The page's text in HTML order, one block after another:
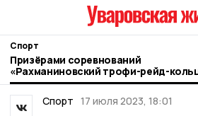
Спорт
Призёрами соревнований
«Рахманиновский трофи-рейд-
стали уваровцы
Спорт 17 июля 2023, 18:01